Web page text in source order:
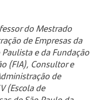
do Mestrado
de Empresas da
e da Fundação
(FIA), Consultor e
de
(Escola de